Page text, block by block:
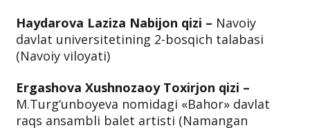
Haydarova Laziza Nabijon qizi – Navoiy
davlat universitetining 2-bosqich talabasi
(Navoiy viloyati)
Ergashova Xushnozaoy Toxirjon qizi –
M.Turg‘unboyeva nomidagi «Bahor» davlat
raqs ansambli balet artisti (Namangan